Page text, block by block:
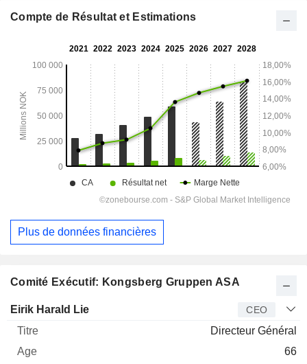
Comité Exécutif: Kongsberg Gruppen ASA
Dirigeant Titre
Eirik Harald Lie CEO
Directeur Général
66
Compte de Résultat et Estimations
Plus de données financières